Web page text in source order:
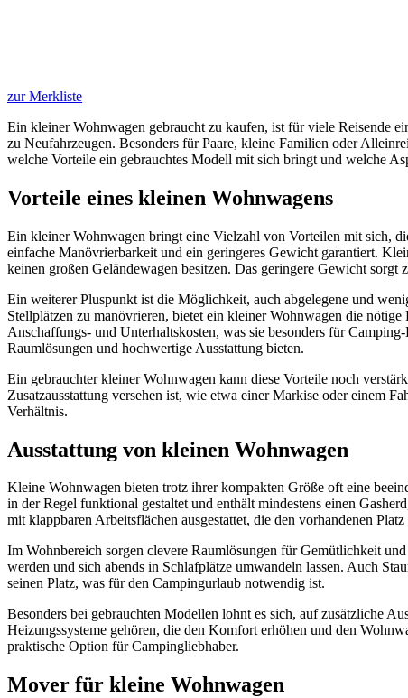
zur Merkliste
Ein kleiner Wohnwagen gebraucht zu kaufen, ist für viele Reisende
zu Neufahrzeugen. Besonders für Paare, kleine Familien oder
welche Vorteile ein gebrauchtes Modell mit sich bringt und welche
Vorteile eines kleinen Wohnwagens
Ein kleiner Wohnwagen bringt eine Vielzahl von Vorteilen mit sich,
einfache Manövrierbarkeit und ein geringeres Gewicht garantiert.
keinen großen Geländewagen besitzen. Das geringere Gewicht
Ein weiterer Pluspunkt ist die Möglichkeit, auch abgelegene und
Stellplätzen zu manövrieren, bietet ein kleiner Wohnwagen die
Anschaffungs- und Unterhaltskosten, was sie besonders für
Raumlösungen und hochwertige Ausstattung bieten.
Ein gebrauchter kleiner Wohnwagen kann diese Vorteile noch
Zusatzausstattung versehen ist, wie etwa einer Markise oder einem
Verhältnis.
Ausstattung von kleinen Wohnwagen
Kleine Wohnwagen bieten trotz ihrer kompakten Größe oft eine
in der Regel funktional gestaltet und enthält mindestens einen
mit klappbaren Arbeitsflächen ausgestattet, die den vorhandenen Platz
Im Wohnbereich sorgen clevere Raumlösungen für Gemütlichkeit
werden und sich abends in Schlafplätze umwandeln lassen. Auch
seinen Platz, was für den Campingurlaub notwendig ist.
Besonders bei gebrauchten Modellen lohnt es sich, auf zusätzliche
Heizungssysteme gehören, die den Komfort erhöhen und den
praktische Option für Campingliebhaber.
Mover für kleine Wohnwagen